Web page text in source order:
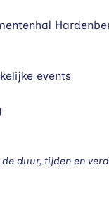
events
duur, tijden en